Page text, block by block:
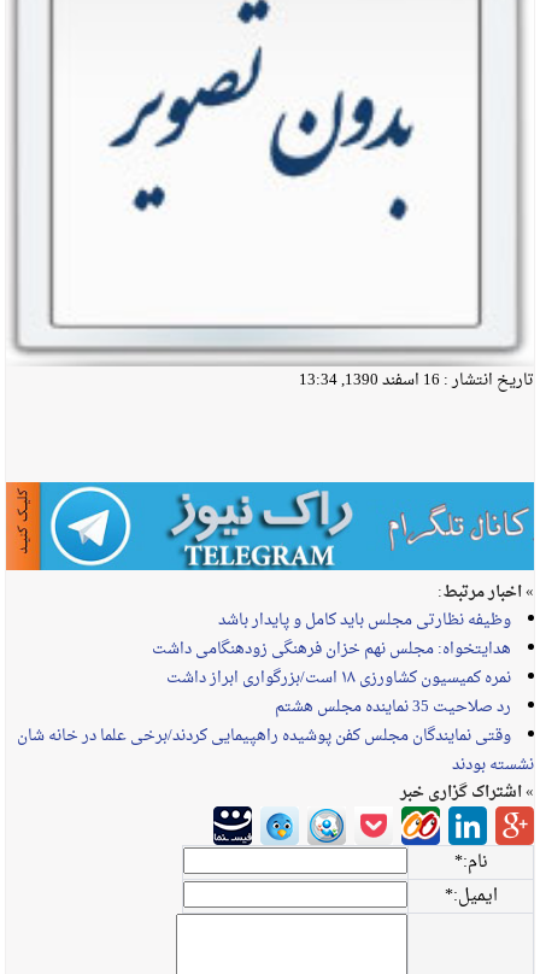
تاریخ انتشار : 16 اسفند 1390, 13:34
» اخبار مرتبط:
وظیفه نظارتی مجلس باید کامل و پایدار باشد
هدایتخواه: مجلس نهم خزان فرهنگی زودهنگامی داشت
نمره کمیسیون کشاورزی ۱۸ است/بزرگواری ابراز داشت
رد صلاحیت 35 نماینده مجلس هشتم
وقتی نمایندگان مجلس کفن پوشیده راهپیمایی کردند/برخی علما در خانه شان
نشسته بودند
» اشتراک گزاری خبر
نام:*
ایمیل:*